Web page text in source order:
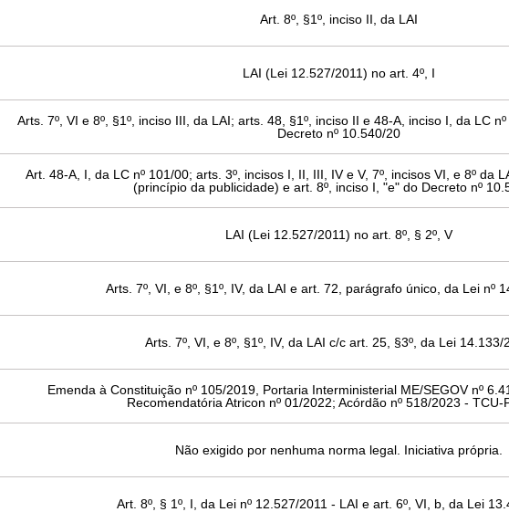
Art. 8º, §1º, inciso II, da LAI
LAI (Lei 12.527/2011) no art. 4º, I
Arts. 7º, VI e 8º, §1º, inciso III, da LAI; arts. 48, §1º, inciso II e 48-A, inciso I, da LC
Decreto nº 10.540/20
Art. 48-A, I, da LC nº 101/00; arts. 3º, incisos I, II, III, IV e V, 7º, incisos VI, e 8º da
(princípio da publicidade) e art. 8º, inciso I, "e" do Decreto nº
LAI (Lei 12.527/2011) no art. 8º, § 2º, V
Arts. 7º, VI, e 8º, §1º, IV, da LAI e art. 72, parágrafo único, da Lei nº
Arts. 7º, VI, e 8º, §1º, IV, da LAI c/c art. 25, §3º, da Lei 14.133/
Emenda à Constituição nº 105/2019, Portaria Interministerial ME/SEGOV nº
Recomendatória Atricon nº 01/2022; Acórdão nº 518/2023 - TCU-
Não exigido por nenhuma norma legal. Iniciativa própria.
Art. 8º, § 1º, I, da Lei nº 12.527/2011 - LAI e art. 6º, VI, b, da Lei